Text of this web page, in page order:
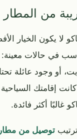
من المطار
لا يكون الخيار
في حالات
أو وجود عائلة
كانت إقامتك
أكثر فائدة.
توصيل من مطار